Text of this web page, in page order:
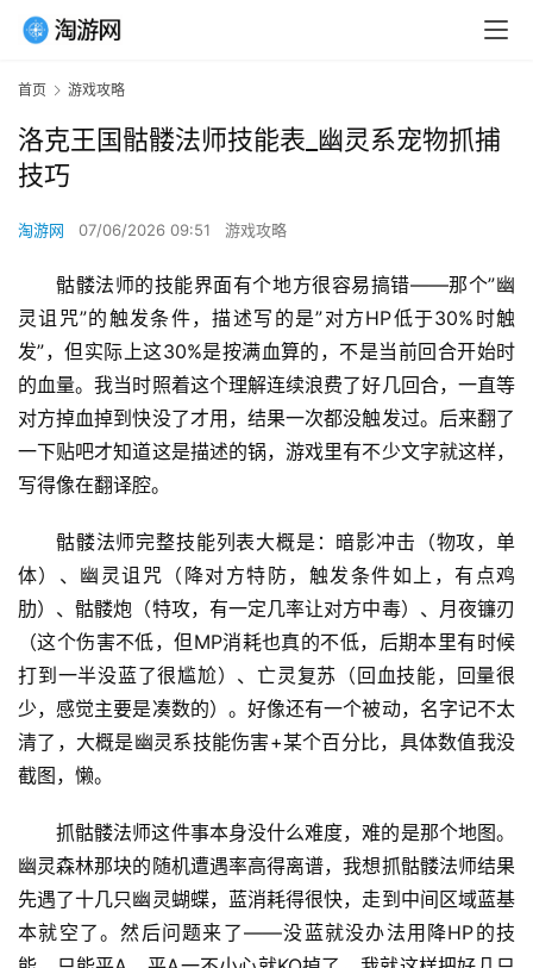
首页 游戏攻略
洛克王国骷髅法师技能表_幽灵系宠物抓捕
技巧
淘游网 07/06/2026 09:51 游戏攻略
骷髅法师的技能界面有个地方很容易搞错——那个”幽
灵诅咒”的触发条件，描述写的是”对方HP低于30%时触
发”，但实际上这30%是按满血算的，不是当前回合开始时
的血量。我当时照着这个理解连续浪费了好几回合，一直等
对方掉血掉到快没了才用，结果一次都没触发过。后来翻了
一下贴吧才知道这是描述的锅，游戏里有不少文字就这样，
写得像在翻译腔。
骷髅法师完整技能列表大概是：暗影冲击（物攻，单
体）、幽灵诅咒（降对方特防，触发条件如上，有点鸡
肋）、骷髅炮（特攻，有一定几率让对方中毒）、月夜镰刃
（这个伤害不低，但MP消耗也真的不低，后期本里有时候
打到一半没蓝了很尴尬）、亡灵复苏（回血技能，回量很
少，感觉主要是凑数的）。好像还有一个被动，名字记不太
清了，大概是幽灵系技能伤害+某个百分比，具体数值我没
截图，懒。
抓骷髅法师这件事本身没什么难度，难的是那个地图。
幽灵森林那块的随机遭遇率高得离谱，我想抓骷髅法师结果
先遇了十几只幽灵蝴蝶，蓝消耗得很快，走到中间区域蓝基
本就空了。然后问题来了——没蓝就没办法用降HP的技